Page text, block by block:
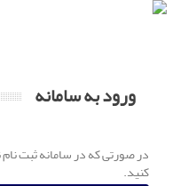
ورود به سامانه
در صورتی که در سامانه ثبت
کنید.